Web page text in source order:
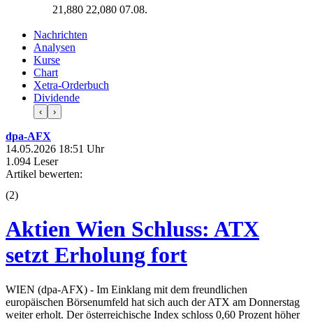
21,880 22,080 07.08.
Nachrichten
Analysen
Kurse
Chart
Xetra-Orderbuch
Dividende
‹ ›
dpa-AFX
14.05.2026 18:51 Uhr
1.094 Leser
Artikel bewerten:
(2)
Aktien Wien Schluss: ATX
setzt Erholung fort
WIEN (dpa-AFX) - Im Einklang mit dem freundlichen
europäischen Börsenumfeld hat sich auch der ATX am Donnerstag
weiter erholt. Der österreichische Index schloss 0,60 Prozent höher